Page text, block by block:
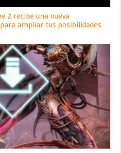
2 recibe una nueva
ampliar tus posibilidades